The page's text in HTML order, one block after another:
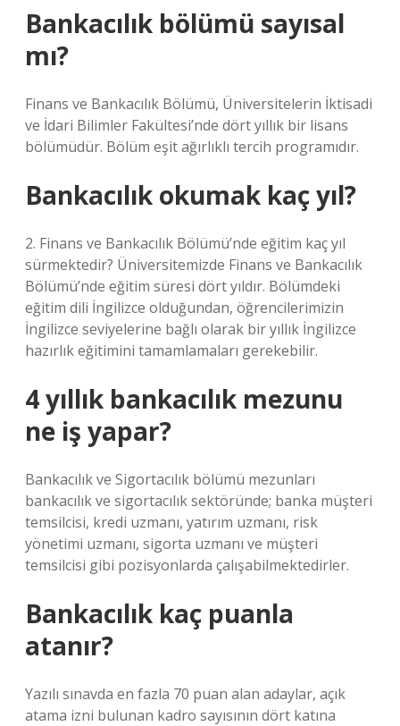
Bankacılık bölümü sayısal
mı?
Finans ve Bankacılık Bölümü, Üniversitelerin İktisadi
ve İdari Bilimler Fakültesi’nde dört yıllık bir lisans
bölümüdür. Bölüm eşit ağırlıklı tercih programıdır.
Bankacılık okumak kaç yıl?
2. Finans ve Bankacılık Bölümü’nde eğitim kaç yıl
sürmektedir? Üniversitemizde Finans ve Bankacılık
Bölümü’nde eğitim süresi dört yıldır. Bölümdeki
eğitim dili İngilizce olduğundan, öğrencilerimizin
İngilizce seviyelerine bağlı olarak bir yıllık İngilizce
hazırlık eğitimini tamamlamaları gerekebilir.
4 yıllık bankacılık mezunu
ne iş yapar?
Bankacılık ve Sigortacılık bölümü mezunları
bankacılık ve sigortacılık sektöründe; banka müşteri
temsilcisi, kredi uzmanı, yatırım uzmanı, risk
yönetimi uzmanı, sigorta uzmanı ve müşteri
temsilcisi gibi pozisyonlarda çalışabilmektedirler.
Bankacılık kaç puanla
atanır?
Yazılı sınavda en fazla 70 puan alan adaylar, açık
atama izni bulunan kadro sayısının dört katına